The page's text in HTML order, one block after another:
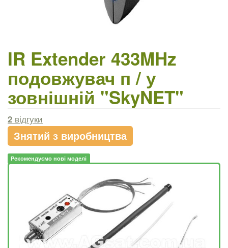
IR Extender 433MHz
подовжувач п / у
зовнішній "SkyNET"
2 відгуки
Знятий з виробництва
Рекомендуємо нові моделі